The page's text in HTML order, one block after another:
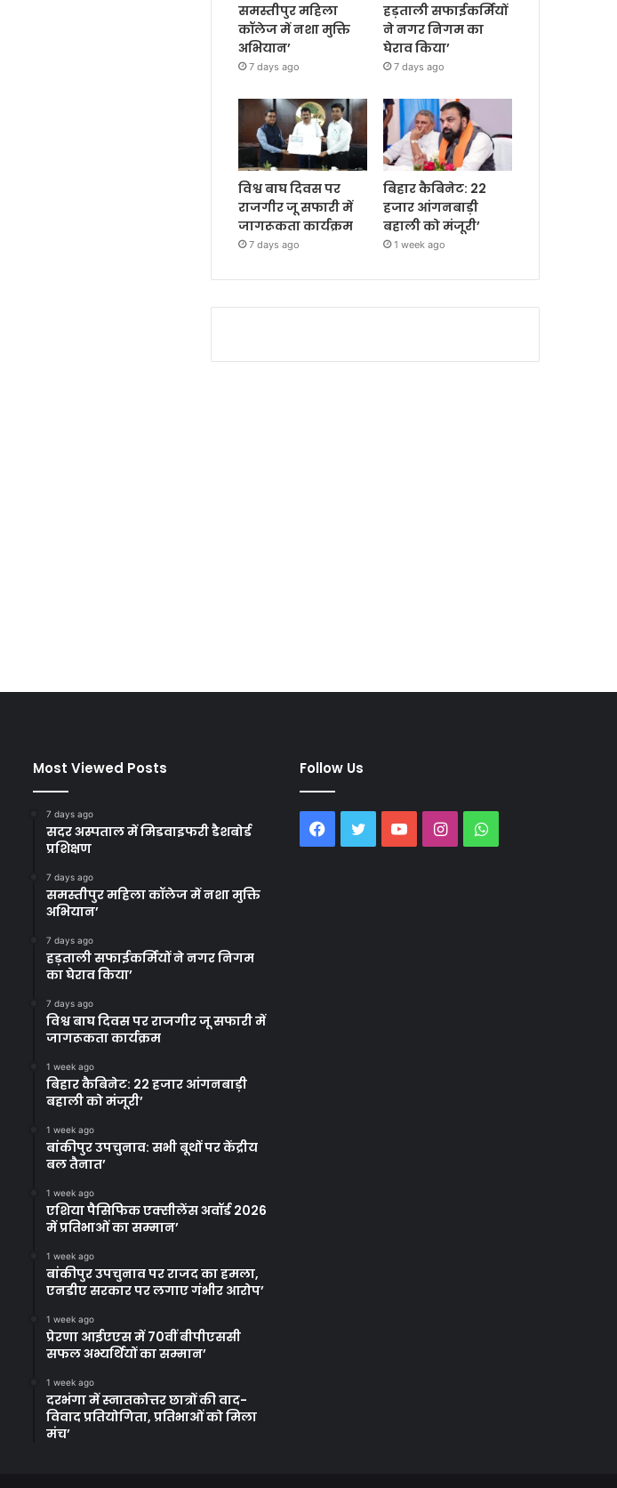
समस्तीपुर महिला
कॉलेज में नशा मुक्ति
अभियान’
7 days ago
हड़ताली सफाईकर्मियों
ने नगर निगम का
घेराव किया’
7 days ago
विश्व बाघ दिवस पर
राजगीर जू सफारी में
जागरूकता कार्यक्रम
7 days ago
बिहार कैबिनेट: 22
हजार आंगनबाड़ी
बहाली को मंजूरी’
1 week ago
Most Viewed Posts
7 days ago
सदर अस्पताल में मिडवाइफरी डैशबोर्ड
प्रशिक्षण
7 days ago
समस्तीपुर महिला कॉलेज में नशा मुक्ति
अभियान’
7 days ago
हड़ताली सफाईकर्मियों ने नगर निगम
का घेराव किया’
7 days ago
विश्व बाघ दिवस पर राजगीर जू सफारी में
जागरूकता कार्यक्रम
1 week ago
बिहार कैबिनेट: 22 हजार आंगनबाड़ी
बहाली को मंजूरी’
1 week ago
बांकीपुर उपचुनाव: सभी बूथों पर केंद्रीय
बल तैनात’
1 week ago
एशिया पैसिफिक एक्सीलेंस अवॉर्ड 2026
में प्रतिभाओं का सम्मान’
1 week ago
बांकीपुर उपचुनाव पर राजद का हमला,
एनडीए सरकार पर लगाए गंभीर आरोप’
1 week ago
प्रेरणा आईएएस में 70वीं बीपीएससी
सफल अभ्यर्थियों का सम्मान’
1 week ago
दरभंगा में स्नातकोत्तर छात्रों की वाद-
विवाद प्रतियोगिता, प्रतिभाओं को मिला
मंच’
Follow Us
Facebook
TwitterYouTubeInstagramWhatsApp